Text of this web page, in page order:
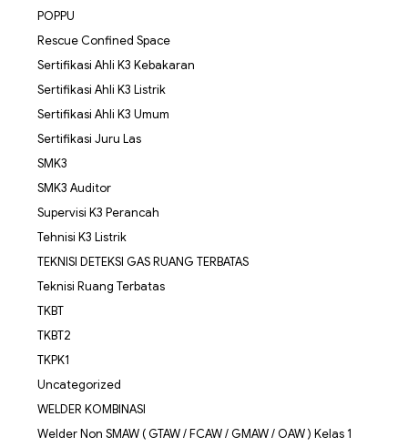
POPPU
Rescue Confined Space
Sertifikasi Ahli K3 Kebakaran
Sertifikasi Ahli K3 Listrik
Sertifikasi Ahli K3 Umum
Sertifikasi Juru Las
SMK3
SMK3 Auditor
Supervisi K3 Perancah
Tehnisi K3 Listrik
TEKNISI DETEKSI GAS RUANG TERBATAS
Teknisi Ruang Terbatas
TKBT
TKBT2
TKPK1
Uncategorized
WELDER KOMBINASI
Welder Non SMAW ( GTAW / FCAW / GMAW / OAW ) Kelas 1